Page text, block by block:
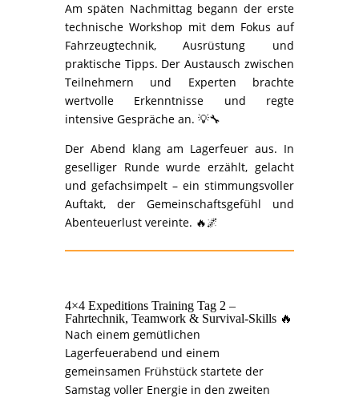
Am späten Nachmittag begann der erste
technische Workshop mit dem Fokus auf
Fahrzeugtechnik, Ausrüstung und
praktische Tipps. Der Austausch zwischen
Teilnehmern und Experten brachte
wertvolle Erkenntnisse und regte
intensive Gespräche an. 💡🔧
Der Abend klang am Lagerfeuer aus. In
geselliger Runde wurde erzählt, gelacht
und gefachsimpelt – ein stimmungsvoller
Auftakt, der Gemeinschaftsgefühl und
Abenteuerlust vereinte. 🔥🌌
4×4 Expeditions Training Tag 2 –
Fahrtechnik, Teamwork & Survival-Skills 🔥
Nach einem gemütlichen
Lagerfeuerabend und einem
gemeinsamen Frühstück startete der
Samstag voller Energie in den zweiten